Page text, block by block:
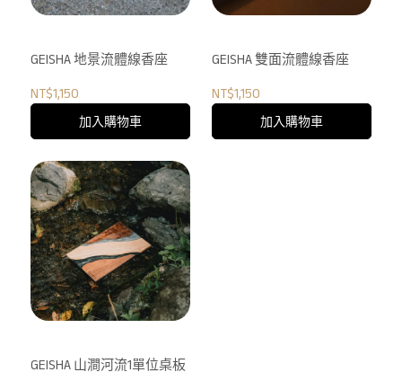
GEISHA 地景流體線香座
NT$1,150
加入購物車
GEISHA 雙面流體線香座
NT$1,150
加入購物車
GEISHA 山澗河流1單位桌板